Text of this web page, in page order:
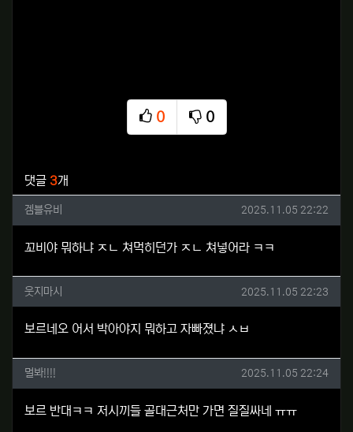
0
추천
0
비추천
댓글 3개
겜블유비님의 댓글
겜블유비 작성일
2025.11.05 22:22
꼬비야 뭐하냐 ㅈㄴ 쳐먹히던가 ㅈㄴ 쳐넣어라 ㅋㅋ
웃지마시님의 댓글
웃지마시 작성일
2025.11.05 22:23
보르네오 어서 박아야지 뭐하고 자빠졌냐 ㅅㅂ
멀봐!!!!님의 댓글
멀봐!!!! 작성일
2025.11.05 22:24
보르 반대ㅋㅋ 저시끼들 골대근처만 가면 질질싸네 ㅠㅠ